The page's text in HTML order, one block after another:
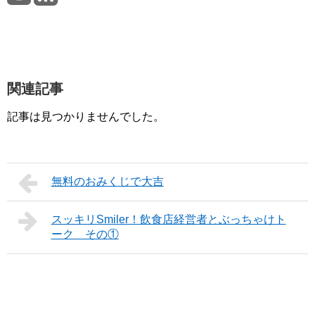
関連記事
記事は見つかりませんでした。
無料のおみくじで大吉
スッキリSmiler！飲食店経営者とぶっちゃけト
ーク その①